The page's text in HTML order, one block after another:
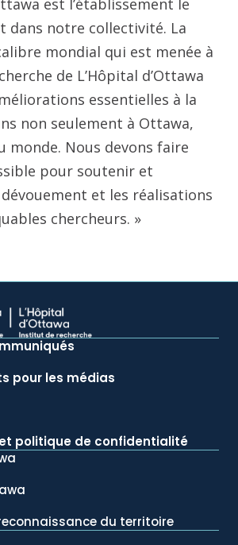
est l’établissement le
dans notre collectivité. La
mondial qui est menée à
de L’Hôpital d’Ottawa
essentielles à la
non seulement à Ottawa,
monde. Nous devons faire
pour soutenir et
et les réalisations
chercheurs. »
pour les médias
politique de confidentialité
du territoire